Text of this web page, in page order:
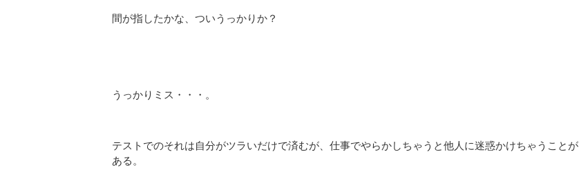
間が指したかな、ついうっかりか？
うっかりミス・・・。
テストでのそれは自分がツラいだけで済むが、仕事でやらかしちゃうと他人に迷惑かけちゃうことが
ある。